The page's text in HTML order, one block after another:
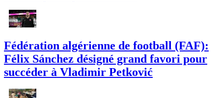
Fédération algérienne de football (FAF):
Félix Sánchez désigné grand favori pour
succéder à Vladimir Petković